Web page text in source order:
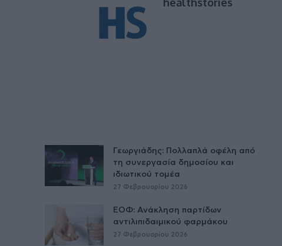
Γεωργιάδης: Πολλαπλά οφέλη από
τη συνεργασία δημοσίου και
ιδιωτικού τομέα
27 Φεβρουαρίου 2026
ΕΟΦ: Ανάκληση παρτίδων
αντιλιπιδαιμικού φαρμάκου
27 Φεβρουαρίου 2026